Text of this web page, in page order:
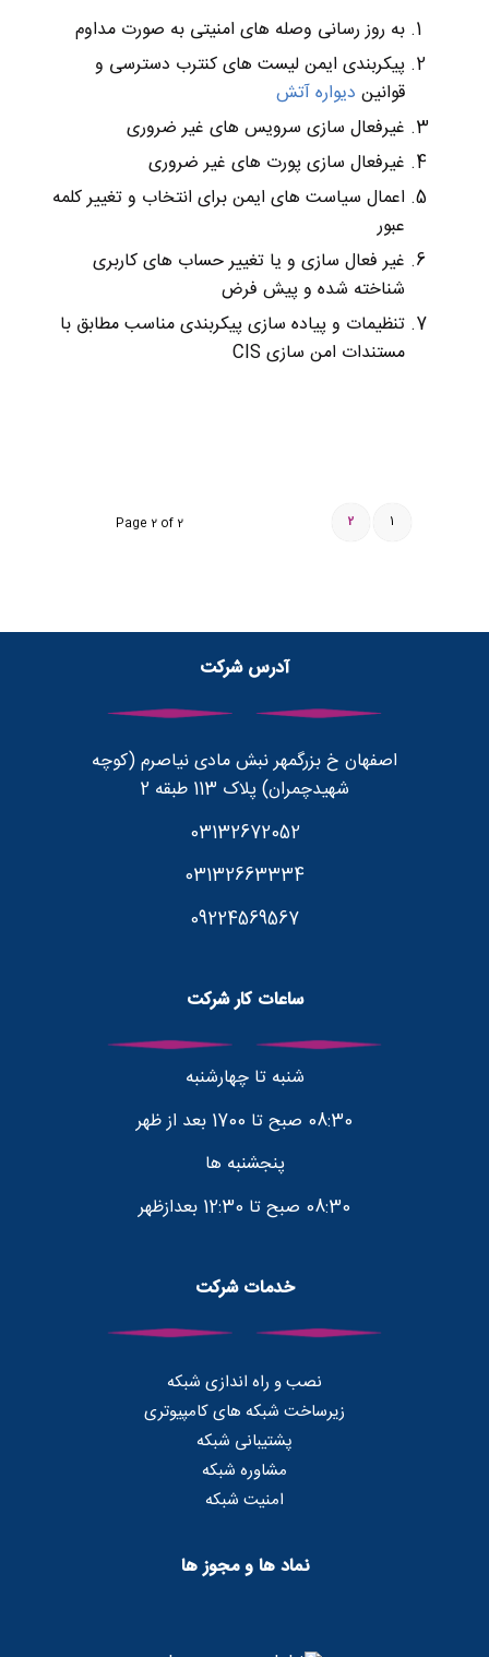
به روز رسانی وصله های امنیتی به صورت مداوم
پیکربندی ایمن لیست های کنترب دسترسی و
قوانین دیواره آتش
غیرفعال سازی سرویس های غیر ضروری
غیرفعال سازی پورت های غیر ضروری
اعمال سیاست های ایمن برای انتخاب و تغییر کلمه
عبور
غیر فعال سازی و یا تغییر حساب های کاربری
شناخته شده و پیش فرض
تنظیمات و پیاده سازی پیکربندی مناسب مطابق با
مستندات امن سازی CIS
Page 2 of 2 1
2
آدرس شرکت
اصفهان خ بزرگمهر نبش مادی نیاصرم (کوچه
شهیدچمران) پلاک 113 طبقه 2
03132672052
03132663334
09224569567
ساعات کار شرکت
شنبه تا چهارشنبه
08:30 صبح تا 1700 بعد از ظهر
پنجشنبه ها
08:30 صبح تا 12:30 بعدازظهر
خدمات شرکت
نصب و راه اندازی شبکه
زیرساخت شبکه های کامپیوتری
پشتیبانی شبکه
مشاوره شبکه
امنیت شبکه
نماد ها و مجوز ها